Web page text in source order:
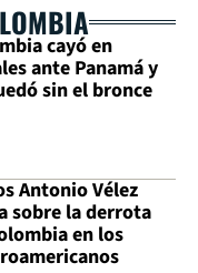
cayó en
ante Panamá y
sin el bronce
Antonio Vélez
sobre la derrota
en los